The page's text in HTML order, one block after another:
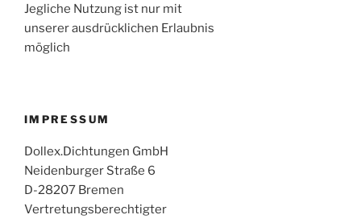
Jegliche Nutzung ist nur mit
unserer ausdrücklichen Erlaubnis
möglich
IMPRESSUM
Dollex.Dichtungen GmbH
Neidenburger Straße 6
D-28207 Bremen
Vertretungsberechtigter